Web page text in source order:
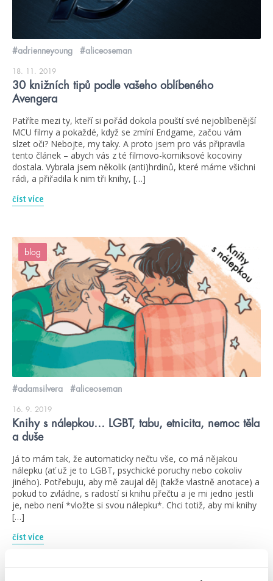
#adrienneyoung #aliceoseman
18. 11. 2019
30 knižních tipů podle vašeho oblíbeného
Avengera
Patříte mezi ty, kteří si pořád dokola pouští své nejoblíbenější
MCU filmy a pokaždé, když se zmíní Endgame, začou vám
slzet oči? Nebojte, my taky. A proto jsem pro vás připravila
tento článek – abych vás z té filmovo-komiksové kocoviny
dostala. Vybrala jsem několik (anti)hrdinů, které máme všichni
rádi, a přiřadila k nim tři knihy, […]
číst více
blog
#adamsilvera #aliceoseman
16. 9. 2019
Knihy s nálepkou… LGBT, tabu, etnicita, nemoc těla
a duše
Já to mám tak, že automaticky nečtu vše, co má nějakou
nálepku (ať už je to LGBT, psychické poruchy nebo cokoliv
jiného). Potřebuju, aby mě zaujal děj (takže vlastně anotace) a
pokud to zvládne, s radostí si knihu přečtu a je mi jedno jestli
je, nebo není *vložte si svou nálepku*. Chci totiž, aby mi knihy
[…]
číst více